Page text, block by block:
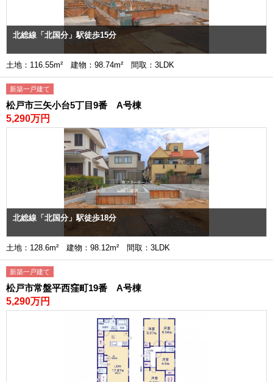
北総線「北国分」駅徒歩15分
土地：116.55m² 建物：98.74m² 間取：3LDK
新築一戸建て
松戸市三矢小台5丁目9番 A号棟
5,290万円
北総線「北国分」駅徒歩18分
土地：128.6m² 建物：98.12m² 間取：3LDK
新築一戸建て
松戸市常盤平西窪町19番 A号棟
5,290万円